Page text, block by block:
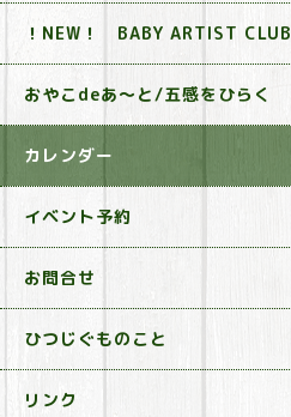
！NEW！ BABY ARTIST CLUB
おやこdeあ～と/五感をひらく
カレンダー
イベント予約
お問合せ
ひつじぐものこと
リンク